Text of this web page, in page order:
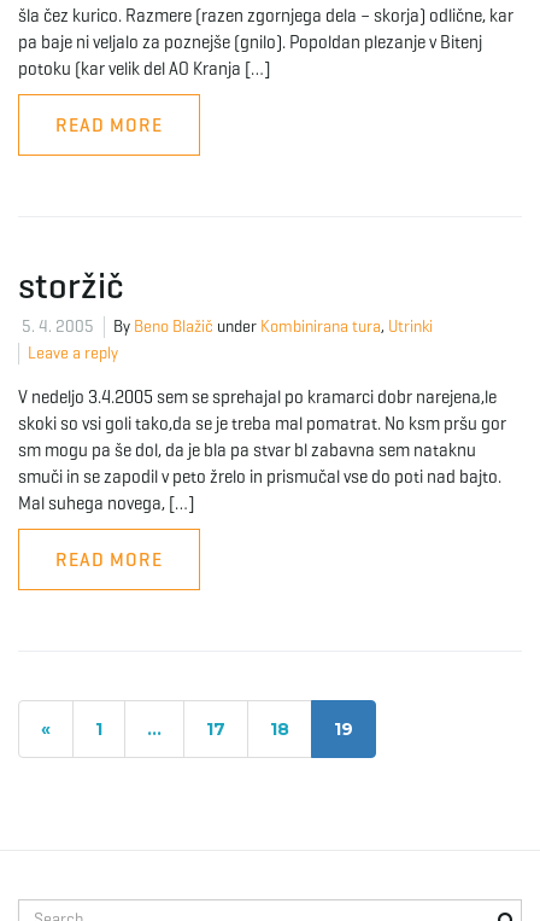
šla čez kurico. Razmere (razen zgornjega dela – skorja) odlične, kar
pa baje ni veljalo za poznejše (gnilo). Popoldan plezanje v Bitenj
potoku (kar velik del AO Kranja […]
READ MORE
storžič
5. 4. 2005 By Beno Blažič under Kombinirana tura, Utrinki
Leave a reply
V nedeljo 3.4.2005 sem se sprehajal po kramarci dobr narejena,le
skoki so vsi goli tako,da se je treba mal pomatrat. No ksm pršu gor
sm mogu pa še dol, da je bla pa stvar bl zabavna sem nataknu
smuči in se zapodil v peto žrelo in prismučal vse do poti nad bajto.
Mal suhega novega, […]
READ MORE
« 1 … 17 18 19